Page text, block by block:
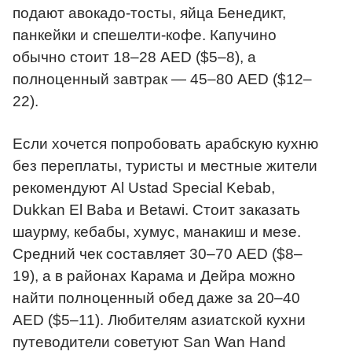
подают авокадо-тосты, яйца Бенедикт,
панкейки и спешелти-кофе. Капучино
обычно стоит 18–28 AED ($5–8), а
полноценный завтрак — 45–80 AED ($12–
22).
Если хочется попробовать арабскую кухню
без переплаты, туристы и местные жители
рекомендуют Al Ustad Special Kebab,
Dukkan El Baba и Betawi. Стоит заказать
шаурму, кебабы, хумус, манакиш и мезе.
Средний чек составляет 30–70 AED ($8–
19), а в районах Карама и Дейра можно
найти полноценный обед даже за 20–40
AED ($5–11). Любителям азиатской кухни
путеводители советуют San Wan Hand